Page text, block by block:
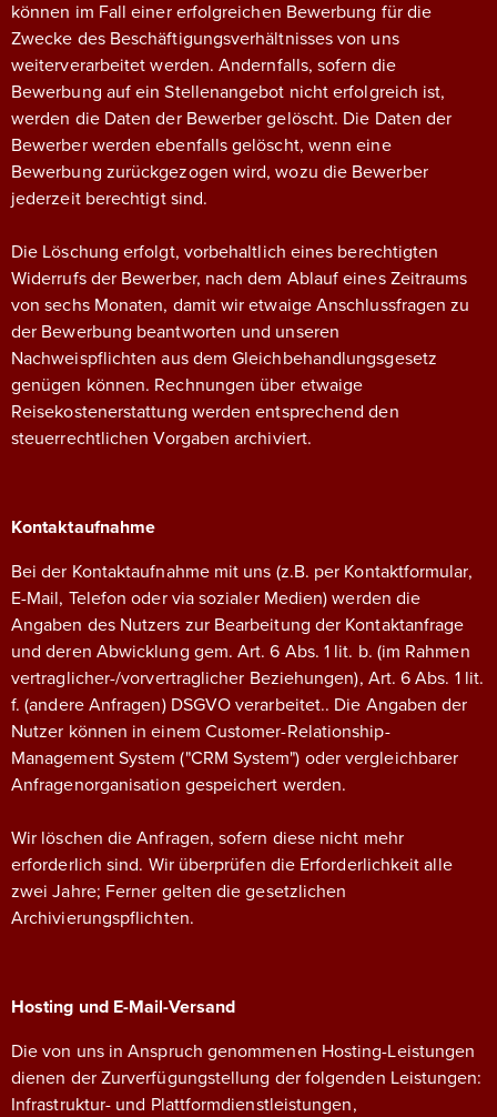
können im Fall einer erfolgreichen Bewerbung für die
Zwecke des Beschäftigungsverhältnisses von uns
weiterverarbeitet werden. Andernfalls, sofern die
Bewerbung auf ein Stellenangebot nicht erfolgreich ist,
werden die Daten der Bewerber gelöscht. Die Daten der
Bewerber werden ebenfalls gelöscht, wenn eine
Bewerbung zurückgezogen wird, wozu die Bewerber
jederzeit berechtigt sind.
Die Löschung erfolgt, vorbehaltlich eines berechtigten
Widerrufs der Bewerber, nach dem Ablauf eines Zeitraums
von sechs Monaten, damit wir etwaige Anschlussfragen zu
der Bewerbung beantworten und unseren
Nachweispflichten aus dem Gleichbehandlungsgesetz
genügen können. Rechnungen über etwaige
Reisekostenerstattung werden entsprechend den
steuerrechtlichen Vorgaben archiviert.
Kontaktaufnahme
Bei der Kontaktaufnahme mit uns (z.B. per Kontaktformular,
E-Mail, Telefon oder via sozialer Medien) werden die
Angaben des Nutzers zur Bearbeitung der Kontaktanfrage
und deren Abwicklung gem. Art. 6 Abs. 1 lit. b. (im Rahmen
vertraglicher-/vorvertraglicher Beziehungen), Art. 6 Abs. 1 lit.
f. (andere Anfragen) DSGVO verarbeitet.. Die Angaben der
Nutzer können in einem Customer-Relationship-
Management System ("CRM System") oder vergleichbarer
Anfragenorganisation gespeichert werden.
Wir löschen die Anfragen, sofern diese nicht mehr
erforderlich sind. Wir überprüfen die Erforderlichkeit alle
zwei Jahre; Ferner gelten die gesetzlichen
Archivierungspflichten.
Hosting und E-Mail-Versand
Die von uns in Anspruch genommenen Hosting-Leistungen
dienen der Zurverfügungstellung der folgenden Leistungen:
Infrastruktur- und Plattformdienstleistungen,